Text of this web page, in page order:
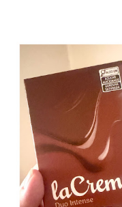
aplico sobre a acne (
produto: ILOSONE
antibiótico de amplo
Streptomyces
com os ácidos. Forma
TÓPICO SOLUÇÃO é
frascos de 120 ml. USO
Cada ml contém: